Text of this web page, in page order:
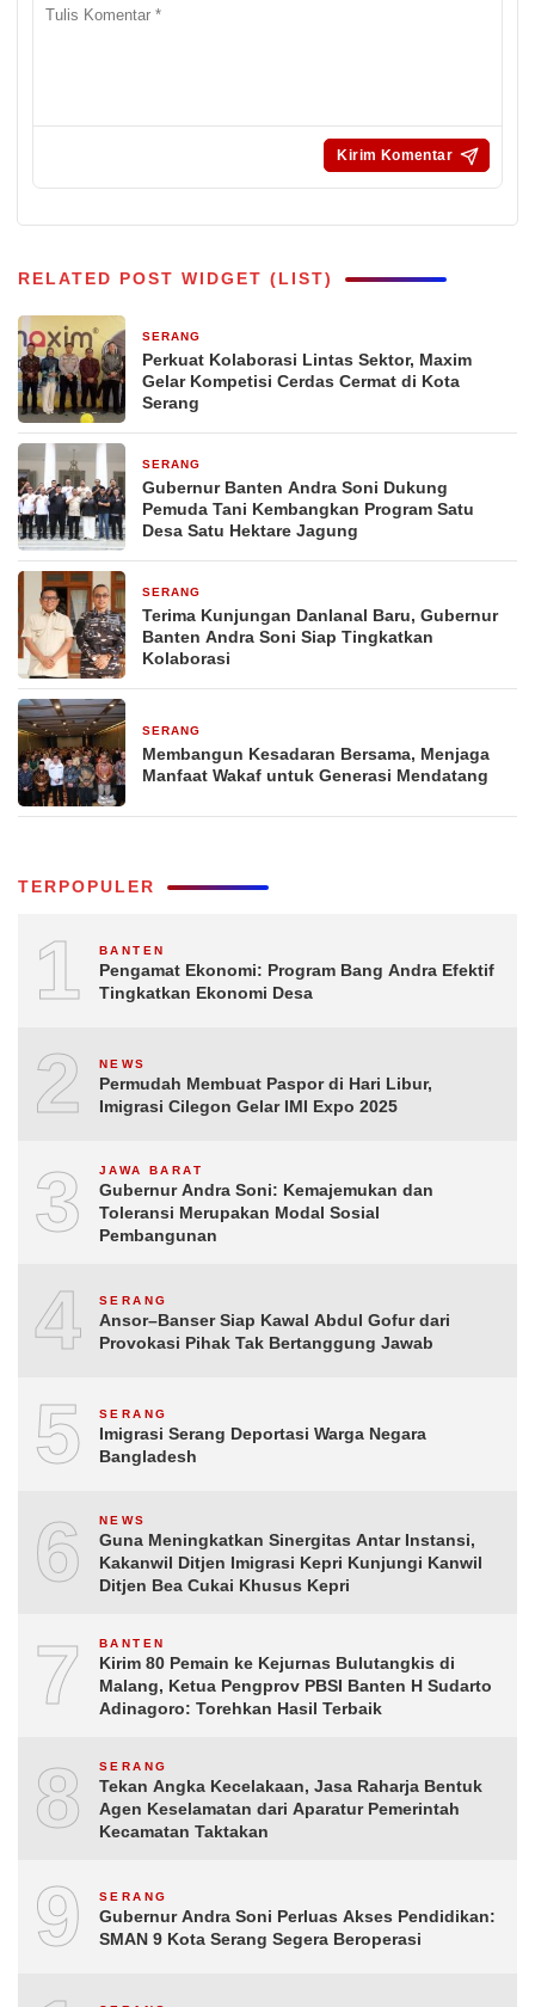
RELATED POST WIDGET (LIST)
SERANG
Perkuat Kolaborasi Lintas Sektor, Maxim
Gelar Kompetisi Cerdas Cermat di Kota
Serang
SERANG
Gubernur Banten Andra Soni Dukung
Pemuda Tani Kembangkan Program Satu
Desa Satu Hektare Jagung
SERANG
Terima Kunjungan Danlanal Baru, Gubernur
Banten Andra Soni Siap Tingkatkan
Kolaborasi
SERANG
Membangun Kesadaran Bersama, Menjaga
Manfaat Wakaf untuk Generasi Mendatang
TERPOPULER
1 BANTEN
Pengamat Ekonomi: Program Bang Andra Efektif
Tingkatkan Ekonomi Desa
2 NEWS
Permudah Membuat Paspor di Hari Libur,
Imigrasi Cilegon Gelar IMI Expo 2025
3 JAWA BARAT
Gubernur Andra Soni: Kemajemukan dan
Toleransi Merupakan Modal Sosial
Pembangunan
4 SERANG
Ansor–Banser Siap Kawal Abdul Gofur dari
Provokasi Pihak Tak Bertanggung Jawab
5 SERANG
Imigrasi Serang Deportasi Warga Negara
Bangladesh
6 NEWS
Guna Meningkatkan Sinergitas Antar Instansi,
Kakanwil Ditjen Imigrasi Kepri Kunjungi Kanwil
Ditjen Bea Cukai Khusus Kepri
7 BANTEN
Kirim 80 Pemain ke Kejurnas Bulutangkis di
Malang, Ketua Pengprov PBSI Banten H Sudarto
Adinagoro: Torehkan Hasil Terbaik
8 SERANG
Tekan Angka Kecelakaan, Jasa Raharja Bentuk
Agen Keselamatan dari Aparatur Pemerintah
Kecamatan Taktakan
9 SERANG
Gubernur Andra Soni Perluas Akses Pendidikan:
SMAN 9 Kota Serang Segera Beroperasi